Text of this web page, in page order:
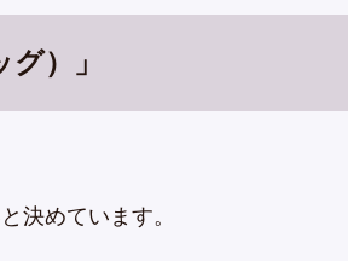
）」
決めています。